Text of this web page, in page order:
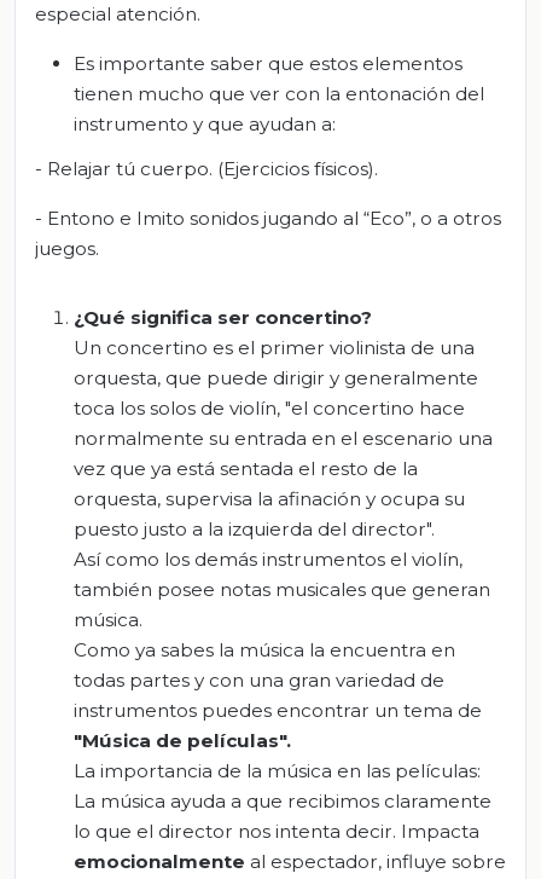
especial atención.
Es importante saber que estos elementos
tienen mucho que ver con la entonación del
instrumento y que ayudan a:
- Relajar tú cuerpo. (Ejercicios físicos).
- Entono e Imito sonidos jugando al “Eco”, o a otros
juegos.
¿Qué significa ser concertino?
Un concertino es el primer violinista de una
orquesta, que puede dirigir y generalmente
toca los solos de violín, "el concertino hace
normalmente su entrada en el escenario una
vez que ya está sentada el resto de la
orquesta, supervisa la afinación y ocupa su
puesto justo a la izquierda del director".
Así como los demás instrumentos el violín,
también posee notas musicales que generan
música.
Como ya sabes la música la encuentra en
todas partes y con una gran variedad de
instrumentos puedes encontrar un tema de
"Música de películas".
La importancia de la música en las películas:
La música ayuda a que recibimos claramente
lo que el director nos intenta decir. Impacta
emocionalmente al espectador, influye sobre